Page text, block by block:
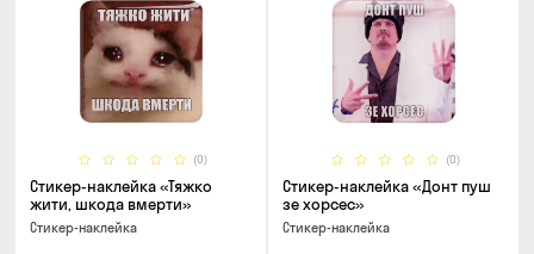
(0)
Стикер-наклейка «Тяжко
жити, шкода вмерти»
Стикер-наклейка
(0)
Стикер-наклейка «Донт пуш
зе хорсес»
Стикер-наклейка